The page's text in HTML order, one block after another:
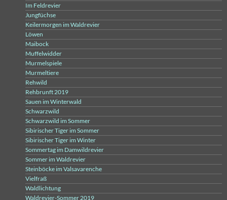
Im Feldrevier
Jungfüchse
Keilermorgen im Waldrevier
Löwen
Maibock
Muffelwidder
Murmelspiele
Murmeltiere
Rehwild
Rehbrunft 2019
Sauen im Winterwald
Schwarzwild
Schwarzwild im Sommer
Sibirischer Tiger im Sommer
Sibirischer Tiger im Winter
Sommertag im Damwildrevier
Sommer im Waldrevier
Steinböcke im Valsavarenche
Vielfraß
Waldlichtung
Waldrevier-Sommer 2019